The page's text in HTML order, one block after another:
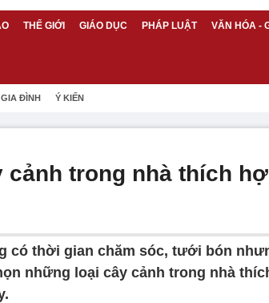
THẾ GIỚI GIÁO DỤC PHÁP LUẬT VĂN HÓA -
GIA ĐÌNH Ý KIẾN
cảnh trong nhà thích
có thời gian chăm sóc, tưới bón
những loại cây cảnh trong nhà